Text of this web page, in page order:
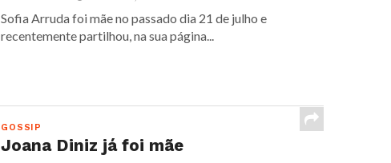
Sofia Arruda foi mãe no passado dia 21 de julho e
recentemente partilhou, na sua página...
GOSSIP
Joana Diniz já foi mãe